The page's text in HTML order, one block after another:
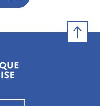
français